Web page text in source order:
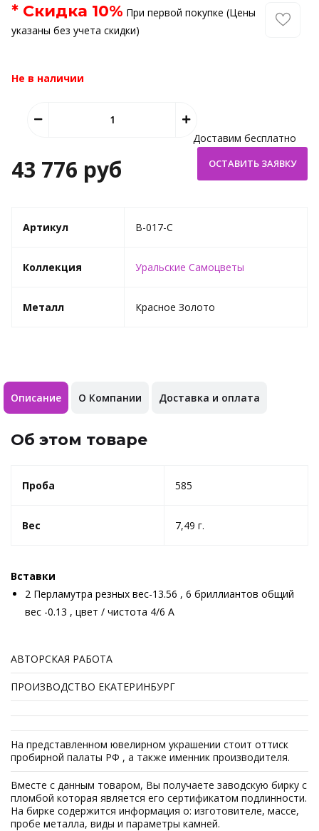
* Скидка 10% При первой покупке (Цены
указаны без учета скидки)
Не в наличии
43 776 руб
Доставим бесплатно
Артикул B-017-C
Коллекция Уральские Самоцветы
Металл Красное Золото
Описание О Компании Доставка и оплата
Об этом товаре
Проба 585
Вес 7,49 г.
Вставки
2 Перламутра резных вес-13.56 , 6 бриллиантов общий
вес -0.13 , цвет / чистота 4/6 А
АВТОРСКАЯ РАБОТА
ПРОИЗВОДСТВО ЕКАТЕРИНБУРГ
На представленном ювелирном украшении стоит оттиск
пробирной палаты РФ , а также именник производителя.
Вместе с данным товаром, Вы получаете заводскую бирку с
пломбой которая является его сертификатом подлинности.
На бирке содержится информация о: изготовителе, массе,
пробе металла, виды и параметры камней.